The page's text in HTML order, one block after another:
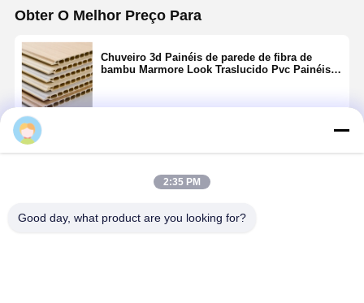
Obter O Melhor Preço Para
Chuveiro 3d Painéis de parede de fibra de
bambu Marmore Look Traslucido Pvc Painéis
2:35 PM
Good day, what product are you looking for?